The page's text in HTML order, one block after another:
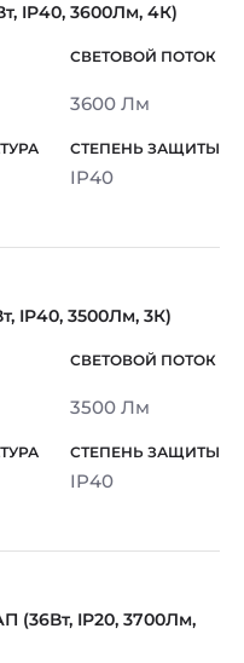
IP40, 3600Лм, 4К)
3600 Лм
IP40
IP40, 3500Лм, 3К)
3500 Лм
IP40
(36Вт, IP20, 3700Лм,